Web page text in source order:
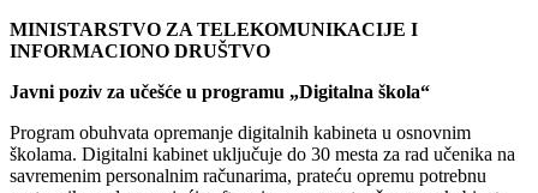
MINISTARSTVO ZA TELEKOMUNIKACIJE I
INFORMACIONO DRUŠTVO
Javni poziv za učešće u programu „Digitalna škola“
Program obuhvata opremanje digitalnih kabineta u osnovnim
školama. Digitalni kabinet uključuje do 30 mesta za rad učenika na
savremenim personalnim računarima, prateću opremu potrebnu